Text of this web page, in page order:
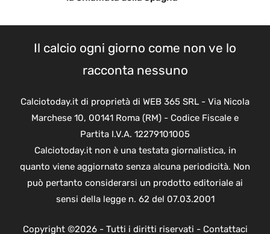
Il calcio ogni giorno come non ve lo
racconta nessuno
Calciotoday.it di proprietà di WEB 365 SRL - Via Nicola
Marchese 10, 00141 Roma (RM) - Codice Fiscale e
Partita I.V.A. 12279101005
Calciotoday.it non è una testata giornalistica, in
quanto viene aggiornato senza alcuna periodicità. Non
può pertanto considerarsi un prodotto editoriale ai
sensi della legge n. 62 del 07.03.2001
Copyright ©2026 - Tutti i diritti riservati - Contattaci